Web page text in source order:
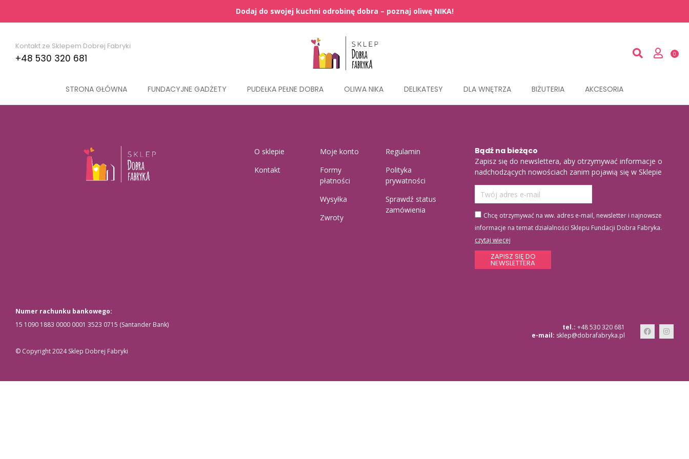
Kontakt ze Sklepem Dobrej Fabryki
+48 530 320 681
STRONA GŁÓWNA FUNDACYJNE GADŻETY PUDEŁKA PEŁNE DOBRA OLIWA NIKA DELIKATESY DLA WNĘTRZA BIŻUTERIA AKCESORIA
O sklepie
Kontakt
Moje konto
Formy
płatności
Wysyłka
Zwroty
Regulamin
Polityka
prywatności
Sprawdź status
zamówienia
Bądź na bieżąco
Zapisz się do newslettera, aby otrzymywać informacje o
nadchodzących nowościach zanim pojawią się w Sklepie
Chcę otrzymywać na ww. adres e-mail, newsletter i najnowsze
informacje na temat działalności Sklepu Fundacji Dobra Fabryka.
czytaj więcej
ZAPISZ SIĘ DO
NEWSLETTERA
Numer rachunku bankowego:
15 1090 1883 0000 0001 3523 0715 (Santander Bank)
© Copyright 2024 Sklep Dobrej Fabryki
tel.: +48 530 320 681
e-mail: sklep@dobrafabryka.pl